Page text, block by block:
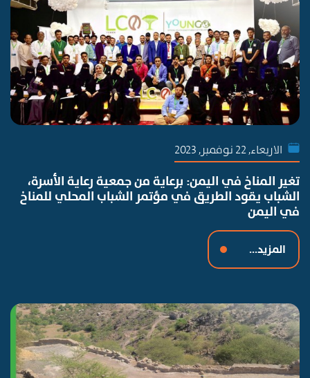
الاربعاء, 22 نوفمبر, 2023
تغير المناخ في اليمن: برعاية من جمعية رعاية الأسرة،
الشباب يقود الطريق في مؤتمر الشباب المحلي للمناخ
في اليمن
المزيد...